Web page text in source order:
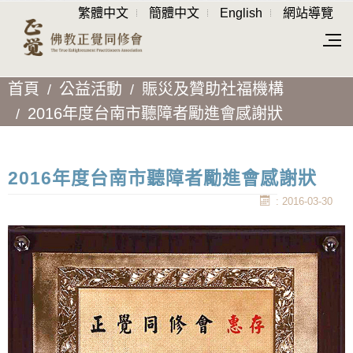
繁體中文 簡體中文 English 網站導覽
首頁 公益活動
賑災及贊助社福機構
2016年度台南市聽障者勵進會感謝狀
2016年度台南市聽障者勵進會感謝狀
: 2016-03-30